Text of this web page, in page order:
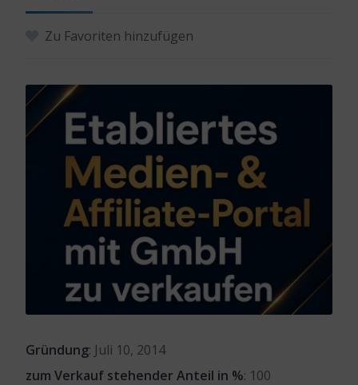
Zu Favoriten hinzufügen
Gründung: Juli 10, 2014
zum Verkauf stehender Anteil in %: 100